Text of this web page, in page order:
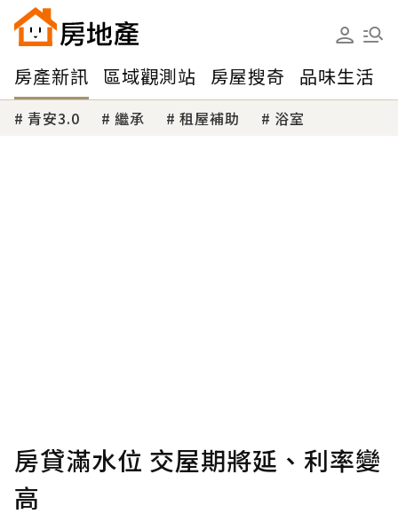
房產新訊 區域觀測站 房屋搜奇 品味生活
青安3.0 繼承 租屋補助 浴室
房貸滿水位 交屋期將延、利率變
高